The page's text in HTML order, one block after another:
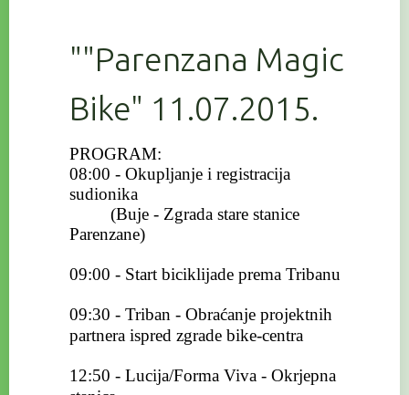
""Parenzana Magic
Bike" 11.07.2015.
PROGRAM:
08:00 - Okupljanje i registracija
sudionika
(Buje - Zgrada stare stanice
Parenzane)
09:00 - Start biciklijade prema Tribanu
09:30 - Triban - Obraćanje projektnih
partnera ispred zgrade bike-centra
12:50 - Lucija/Forma Viva - Okrjepna